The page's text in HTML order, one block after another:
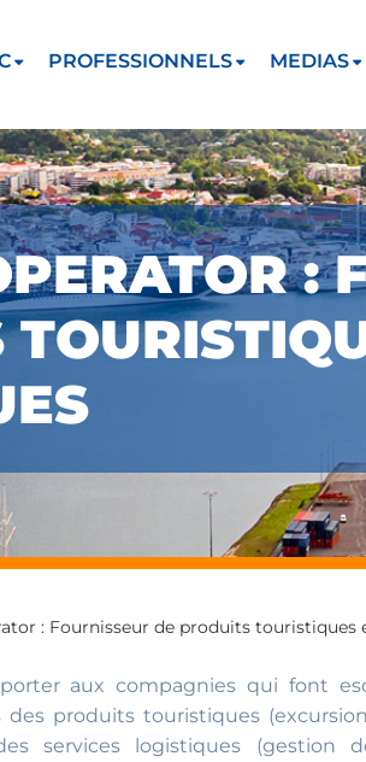
PROFESSIONNELS MEDIAS
:
: Fournisseur de produits touristiques
aux compagnies qui font
produits touristiques
services logistiques (gestion